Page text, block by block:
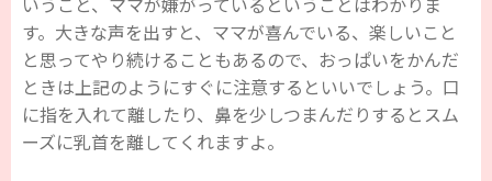
す。大きな声を出すと、ママが喜んでいる、楽しいこと
と思ってやり続けることもあるので、おっぱいをかんだ
ときは上記のようにすぐに注意するといいでしょう。口
に指を入れて離したり、鼻を少しつまんだりするとスム
ーズに乳首を離してくれますよ。